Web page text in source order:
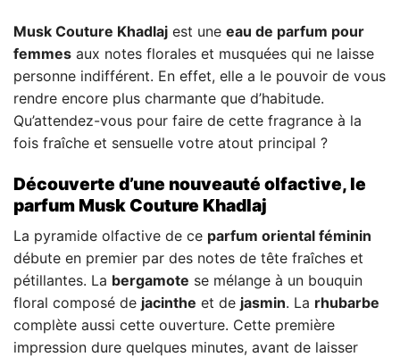
Musk Couture Khadlaj est une eau de parfum pour
femmes aux notes florales et musquées qui ne laisse
personne indifférent. En effet, elle a le pouvoir de vous
rendre encore plus charmante que d’habitude.
Qu’attendez-vous pour faire de cette fragrance à la
fois fraîche et sensuelle votre atout principal ?
Découverte d’une nouveauté olfactive, le
parfum Musk Couture Khadlaj
La pyramide olfactive de ce parfum oriental féminin
débute en premier par des notes de tête fraîches et
pétillantes. La bergamote se mélange à un bouquin
floral composé de jacinthe et de jasmin. La rhubarbe
complète aussi cette ouverture. Cette première
impression dure quelques minutes, avant de laisser